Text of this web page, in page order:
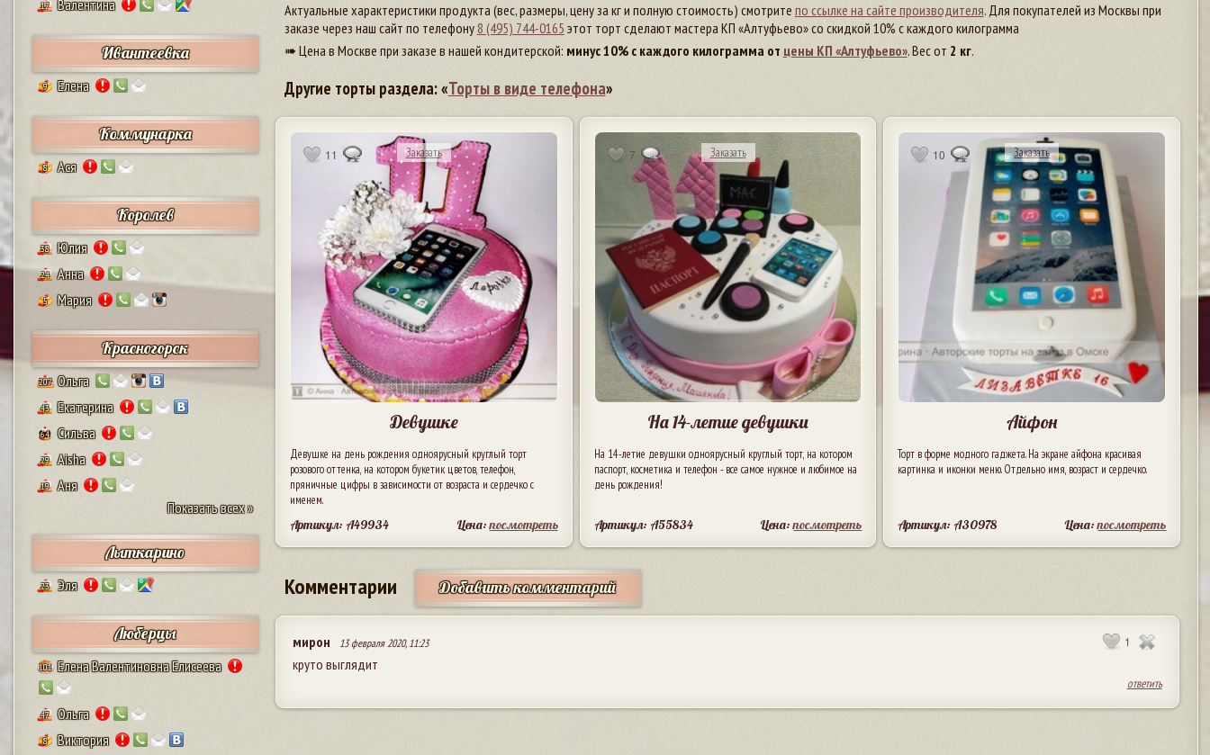
17 Валентина
Ивантеевка
9 Елена
Коммунарка
8 Ася
Королев
38 Юлия
24 Анна
5 Мария
Красногорск
207 Ольга
43 Екатерина
64 Сильва
29 Aisha
19
Аня
Показать всех »
Лыткарино
23 Эля
Люберцы
101 Елена Валентиновна Елисеева
47 Ольга
8 Виктория
Актуальные характеристики продукта (вес, размеры, цену за кг и полную стоимость) смотрите по ссылке на сайте производителя. Для покупателей из Москвы при
заказе через наш сайт по телефону8 (495) 744-0165 этот торт сделают мастера КП «Алтуфьево» со скидкой 10% с каждого килограмма
➠ Цена в Москве при заказе в нашей кондитерской: минус 10% с каждого килограмма от цены КП «Алтуфьево». Вес от 2 кг.
Другие торты раздела: «Торты в виде телефона»
11 Заказать
Девушке
Девушке на день рождения одноярусный круглый торт
розового оттенка, на котором букетик цветов, телефон,
пряничные цифры в зависимости от возраста и сердечко с
именем.
Артикул: A49934 Цена:посмотреть
7 Заказать
На 14-летие девушки
На 14-летие девушки одноярусный круглый торт, на котором
паспорт, косметика и телефон - все самое нужное и любимое на
день рождения!
Артикул: A55834 Цена:посмотреть
10 Заказать
Айфон
Торт в форме модного гаджета. На экране айфона красивая
картинка и иконки меню. Отдельно имя, возраст и сердечко.
Артикул: A30978 Цена:посмотреть
Комментарии Добавить комментарий
мирон 13 февраля 2020, 11:23 1
круто выглядит
ответить